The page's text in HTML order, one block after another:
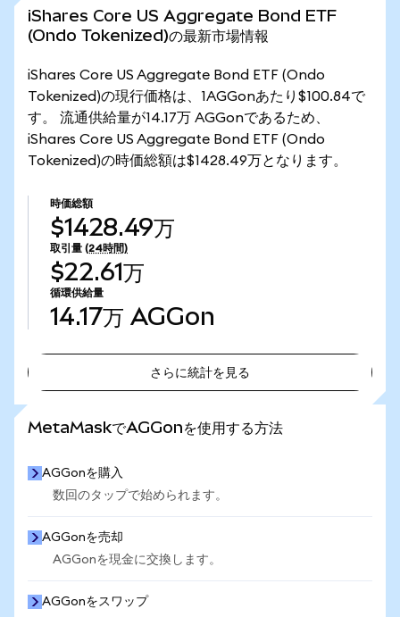
iShares Core US Aggregate Bond ETF
(Ondo Tokenized)の最新市場情報
iShares Core US Aggregate Bond ETF (Ondo
Tokenized)の現行価格は、1AGGonあたり$100.84で
す。 流通供給量が14.17万 AGGonであるため、
iShares Core US Aggregate Bond ETF (Ondo
Tokenized)の時価総額は$1428.49万となります。
時価総額
$1428.49万
取引量 (24時間)
$22.61万
循環供給量
14.17万 AGGon
さらに統計を見る
MetaMaskでAGGonを使用する方法
AGGonを購入
数回のタップで始められます。
AGGonを売却
AGGonを現金に交換します。
AGGonをスワップ